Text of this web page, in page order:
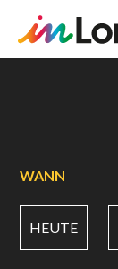
WANN
HEUTE